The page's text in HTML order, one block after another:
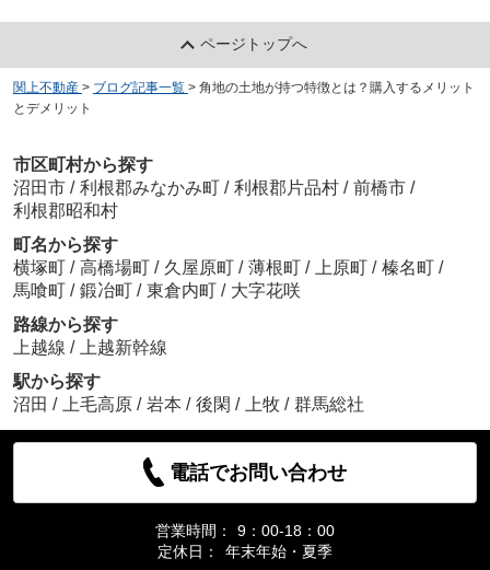
ページトップへ
関上不動産 > ブログ記事一覧 > 角地の土地が持つ特徴とは？購入するメリット
とデメリット
市区町村から探す
沼田市 / 利根郡みなかみ町 / 利根郡片品村 / 前橋市 /
利根郡昭和村
町名から探す
横塚町 / 高橋場町 / 久屋原町 / 薄根町 / 上原町 / 榛名町 /
馬喰町 / 鍛冶町 / 東倉内町 / 大字花咲
路線から探す
上越線 /
上越新幹線
駅から探す
沼田 / 上毛高原 / 岩本 / 後閑 / 上牧 / 群馬総社
電話でお問い合わせ
営業時間：
9：00-18：00
定休日：
年末年始・夏季